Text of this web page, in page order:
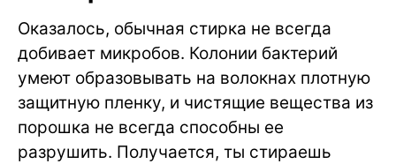
Оказалось, обычная стирка не всегда
добивает микробов. Колонии бактерий
умеют образовывать на волокнах плотную
защитную пленку, и чистящие вещества из
порошка не всегда способны ее
разрушить. Получается, ты стираешь